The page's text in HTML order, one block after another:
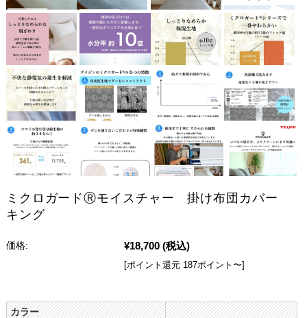
ミクロガードⓇモイスチャー 掛け布団カバー
キング
価格: ¥18,700 (税込)
[ポイント還元 187ポイント〜]
カラー